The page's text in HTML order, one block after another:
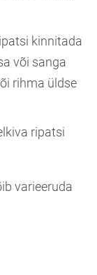
kinnitada
või sanga
rihma üldse
ripatsi
varieeruda